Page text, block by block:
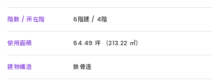
階数 / 所在階 6階建 / 4階
使用面積 64.49 坪 （213.22 ㎡）
建物構造 鉄骨造